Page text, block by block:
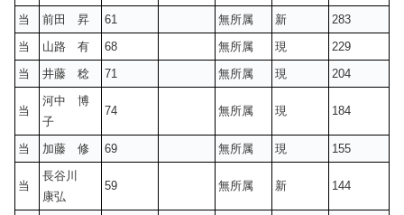
当 前田 昇 61 無所属 新
283
当
山路 有 68 無所属 現
229
当
井藤 稔 71 無所属 現 204
当
河中 博
子
74 無所属 現 184
当 加藤 修 69 無所属 現 155
当
長谷川
康弘
59 無所属 新 144